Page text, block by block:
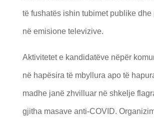
të fushatës ishin tubimet publike dhe
në emisione televizive.
Aktivitetet e kandidatëve nëpër
në hapësira të mbyllura apo të
madhe janë zhvilluar në shkelje
gjitha masave anti-COVID.